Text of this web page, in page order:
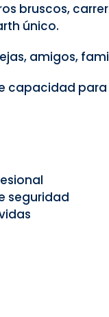
bruscos,
único.
amigos,
capacidad
seguridad